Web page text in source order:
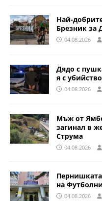
Най-
Брезник
04.08.2026
Дядо с
я с убийство
04.08.2026
Мъж от
загинал в
Струма
04.08.2026
на
04.08.2026